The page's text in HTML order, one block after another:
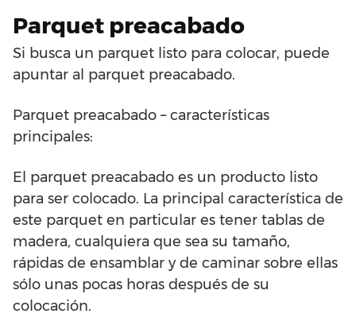
Parquet preacabado
Si busca un parquet listo para colocar, puede
apuntar al parquet preacabado.
Parquet preacabado – características
principales:
El parquet preacabado es un producto listo
para ser colocado. La principal característica de
este parquet en particular es tener tablas de
madera, cualquiera que sea su tamaño,
rápidas de ensamblar y de caminar sobre ellas
sólo unas pocas horas después de su
colocación.